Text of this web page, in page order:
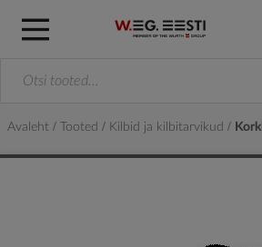
Avaleht Tooted Kilbid ja kilbitarvikud